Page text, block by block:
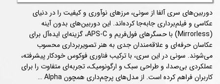
دوربین‌های سری آلفا از سونی، مرزهای نوآوری و کیفیت را در دنیای
عکاسی و فیلم‌برداری جابه‌جا کرده‌اند. این دوربین‌های بدون آینه
(Mirrorless) با حسگرهای فول‌فریم و APS-C، گزینه‌ای ایده‌آل برای
عکاسان حرفه‌ای و علاقه‌مندان جدی به هنر تصویربرداری محسوب
می‌شوند. سونی در این سری، با ترکیب فناوری فوکوس خودکار پیشرفته،
عملکردی بی‌صدا، و طراحی سبک و ارگونومیک، تجربه‌ای متفاوت را برای
کاربران فراهم کرده است. از مدل‌های پرچم‌داری همچون Alpha …